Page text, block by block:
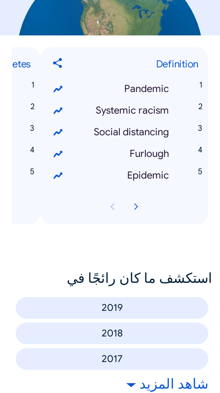
Definition
Pandemic
Systemic racism
Social distancing
Furlough
Epidemic
استكشف ما كان رائجًا في
2019
2018
2017
شاهد المزيد